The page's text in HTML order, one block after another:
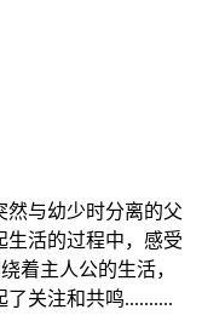
然与幼少时分离的父
生活的过程中，感受
着主人公的生活，
关注和共鸣..........